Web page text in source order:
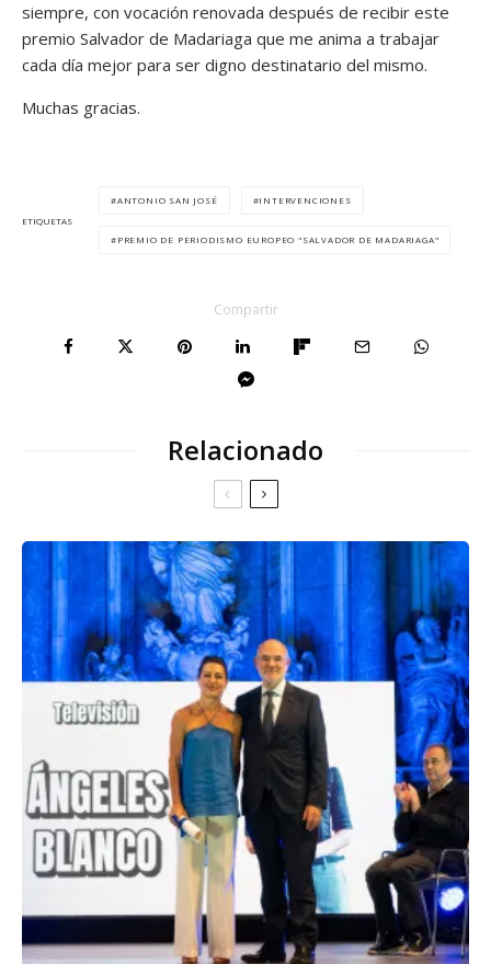
siempre, con vocación renovada después de recibir este
premio Salvador de Madariaga que me anima a trabajar
cada día mejor para ser digno destinatario del mismo.
Muchas gracias.
ETIQUETAS
ANTONIO SAN JOSÉ INTERVENCIONES
PREMIO DE PERIODISMO EUROPEO "SALVADOR DE MADARIAGA"
Compartir
Relacionado